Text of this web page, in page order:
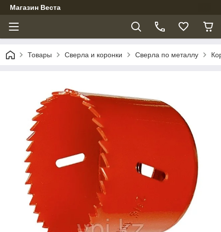
Магазин Веста
Товары Сверла и коронки Сверла по металлу